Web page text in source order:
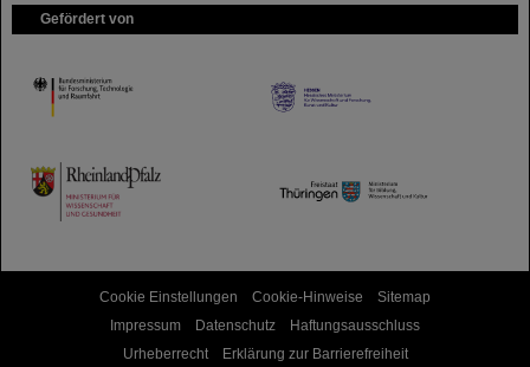
Gefördert von
HMWK
TMWWDG
Cookie Einstellungen Cookie-Hinweise
Sitemap
Impressum
Datenschutz
Haftungsausschluss
Urheberrecht
Erklärung zur Barrierefreiheit